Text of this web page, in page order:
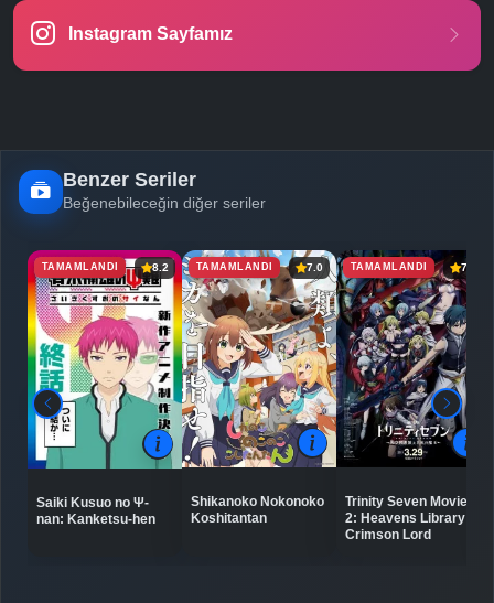
-Bölüm No: 24
Instagram Sayfamız
Benzer Seriler
Beğenebileceğin diğer seriler
TAMAMLANDI 8.2
Saiki Kusuo no Ψ-
nan: Kanketsu-hen
TAMAMLANDI 7.0
Shikanoko Nokonoko
Koshitantan
TAMAMLANDI 7.3
Trinity Seven Movie
2: Heavens Library to
Crimson Lord